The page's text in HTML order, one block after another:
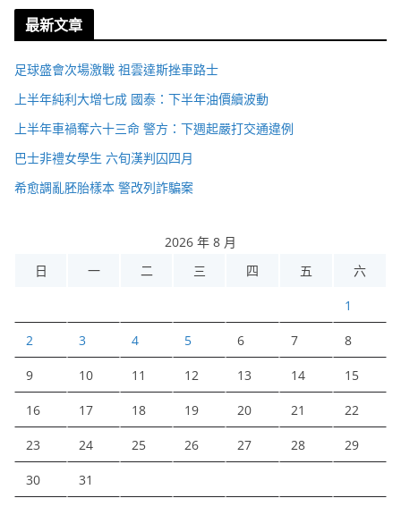
最新文章
足球盛會次場激戰 祖雲達斯挫車路士
上半年純利大增七成 國泰：下半年油價續波動
上半年車禍奪六十三命 警方：下週起嚴打交通違例
巴士非禮女學生 六旬漢判囚四月
希愈調亂胚胎樣本 警改列詐騙案
2026 年 8 月
日
一 二 三 四 五 六
1
2 3 4 5 6 7 8
9 10 11 12 13 14 15
16 17 18 19 20 21 22
23 24 25 26 27 28 29
30 31